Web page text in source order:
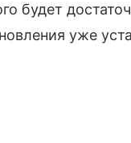
будет
уже